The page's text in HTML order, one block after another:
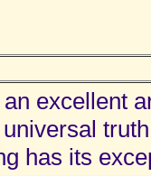
excellent
has its